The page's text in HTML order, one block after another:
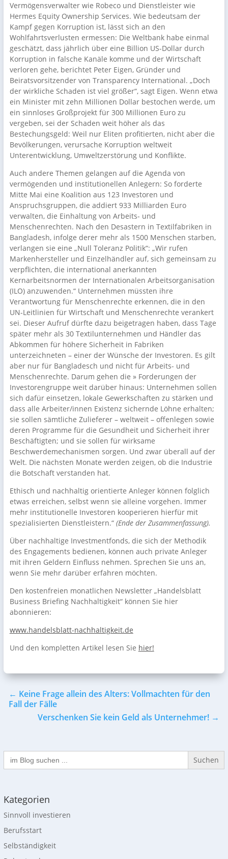
Vermögensverwalter wie Robeco und Dienstleister wie
Hermes Equity Ownership Services. Wie bedeutsam der
Kampf gegen Korruption ist, lässt sich an den
Wohlfahrtsverlusten ermessen: Die Weltbank habe einmal
geschätzt, dass jährlich über eine Billion US-Dollar durch
Korruption in falsche Kanäle komme und der Wirtschaft
verloren gehe, berichtet Peter Eigen, Gründer und
Beiratsvorsitzender von Transparency International. „Doch
der wirkliche Schaden ist viel größer“, sagt Eigen. Wenn etwa
ein Minister mit zehn Millionen Dollar bestochen werde, um
ein sinnloses Großprojekt für 300 Millionen Euro zu
vergeben, sei der Schaden weit höher als das
Bestechungsgeld: Weil nur Eliten profitierten, nicht aber die
Bevölkerungen, verursache Korruption weltweit
Unterentwicklung, Umweltzerstörung und Konflikte.
Auch andere Themen gelangen auf die Agenda von
vermögenden und institutionellen Anlegern: So forderte
Mitte Mai eine Koalition aus 123 Investoren und
Anspruchsgruppen, die addiert 933 Milliarden Euro
verwalten, die Einhaltung von Arbeits- und
Menschenrechten. Nach den Desastern in Textilfabriken in
Bangladesh, infolge derer mehr als 1500 Menschen starben,
verlangen sie eine „Null Toleranz Politik“: „Wir rufen
Markenhersteller und Einzelhändler auf, sich gemeinsam zu
verpflichten, die international anerkannten
Kernarbeitsnormen der Internationalen Arbeitsorganisation
(ILO) anzuwenden.“ Unternehmen müssten ihre
Verantwortung für Menschenrechte erkennen, die in den
UN-Leitlinien für Wirtschaft und Menschenrechte verankert
sei. Dieser Aufruf dürfte dazu beigetragen haben, dass Tage
später mehr als 30 Textilunternehmen und Händler das
Abkommen für höhere Sicherheit in Fabriken
unterzeichneten – einer der Wünsche der Investoren. Es gilt
aber nur für Bangladesch und nicht für Arbeits- und
Menschenrechte. Darum gehen die » Forderungen der
Investorengruppe weit darüber hinaus: Unternehmen sollen
sich dafür einsetzen, lokale Gewerkschaften zu stärken und
dass alle Arbeiter/innen Existenz sichernde Löhne erhalten;
sie sollen sämtliche Zulieferer – weltweit – offenlegen sowie
deren Programme für die Gesundheit und Sicherheit ihrer
Beschäftigten; und sie sollen für wirksame
Beschwerdemechanismen sorgen. Und zwar überall auf der
Welt. Die nächsten Monate werden zeigen, ob die Industrie
die Botschaft verstanden hat.
Ethisch und nachhaltig orientierte Anleger können folglich
etwas erreichen, selbst wenn sie alleine vorgehen. Immer
mehr institutionelle Investoren kooperieren hierfür mit
spezialisierten Dienstleistern.“ (Ende der Zusammenfassung).
Über nachhaltige Investmentfonds, die sich der Methodik
des Engagements bedienen, können auch private Anleger
mit ihren Geldern Einfluss nehmen. Sprechen Sie uns an,
wenn Sie mehr darüber erfahren möchten.
Den kostenfreien monatlichen Newsletter „Handelsblatt
Business Briefing Nachhaltigkeit“ können Sie hier
abonnieren:
www.handelsblatt-nachhaltigkeit.de
Und den kompletten Artikel lesen Sie hier!
← Keine Frage allein des Alters: Vollmachten für den
Fall der Fälle
Verschenken Sie kein Geld als Unternehmer! →
Search
for:
Kategorien
Sinnvoll investieren
Berufsstart
Selbständigkeit